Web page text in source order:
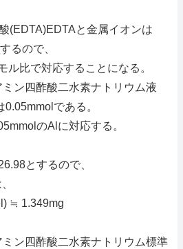
(EDTA)EDTAと金属イオンは
るので、
ル比で対応することになる。
ン四酢酸二水素ナトリウム液
である。
のAlに対応する。
とするので、
≒ 1.349mg
ン四酢酸二水素ナトリウム標準